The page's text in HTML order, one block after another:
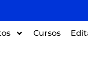
Cursos